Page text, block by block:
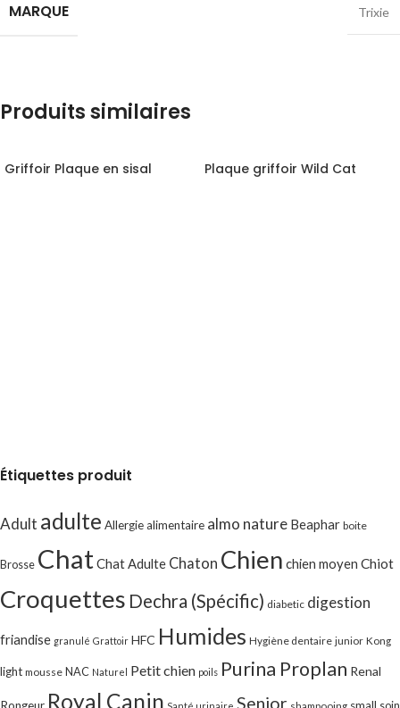
MARQUE Trixie
Produits similaires
Griffoir Plaque en sisal Plaque griffoir Wild Cat
Étiquettes produit
Adult adulte Allergie alimentaire almo nature Beaphar boite
Brosse ChatChat Adulte Chaton Chien chien moyen Chiot
Croquettes Dechra (Spécific) diabetic digestion
friandise granulé Grattoir HFC Humides Hygiène dentaire junior Kong
light mousse NAC Naturel Petit chien poils Purina Proplan Renal
Royal Canin Senior